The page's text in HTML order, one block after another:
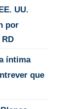
UU.
por
íntima
que